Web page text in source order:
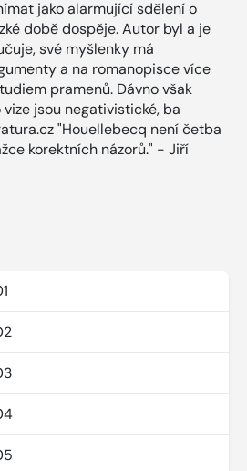
jako alarmující sdělení o
době dospěje. Autor byl a je
své myšlenky má
a na romanopisce více
pramenů. Dávno však
jsou negativistické, ba
"Houellebecq není četba
korektních názorů." - Jiří